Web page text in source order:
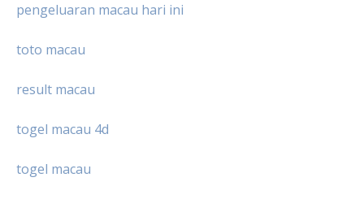
pengeluaran macau hari ini
toto macau
result macau
togel macau 4d
togel macau